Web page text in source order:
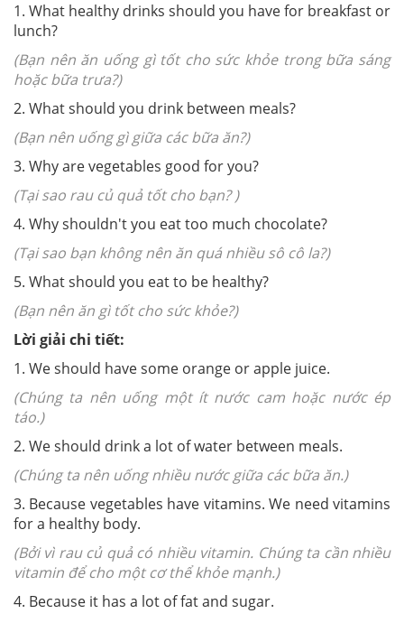
1. What healthy drinks should you have for breakfast or
lunch?
(Bạn nên ăn uống gì tốt cho sức khỏe trong bữa sáng
hoặc bữa trưa?)
2. What should you drink between meals?
(Bạn nên uống gì giữa các bữa ăn?)
3. Why are vegetables good for you?
(Tại sao rau củ quả tốt cho bạn? )
4. Why shouldn't you eat too much chocolate?
(Tại sao bạn không nên ăn quá nhiều sô cô la?)
5. What should you eat to be healthy?
(Bạn nên ăn gì tốt cho sức khỏe?)
Lời giải chi tiết:
1. We should have some orange or apple juice.
(Chúng ta nên uống một ít nước cam hoặc nước ép
táo.)
2. We should drink a lot of water between meals.
(Chúng ta nên uống nhiều nước giữa các bữa ăn.)
3. Because vegetables have vitamins. We need vitamins
for a healthy body.
(Bởi vì rau củ quả có nhiều vitamin. Chúng ta cần nhiều
vitamin để cho một cơ thể khỏe mạnh.)
4. Because it has a lot of fat and sugar.